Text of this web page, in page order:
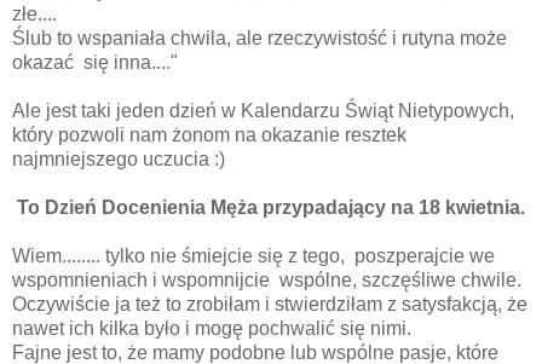
złe....
Ślub to wspaniała chwila, ale rzeczywistość i rutyna może
okazać się inna...."
Ale jest taki jeden dzień w Kalendarzu Świąt Nietypowych,
który pozwoli nam żonom na okazanie resztek
najmniejszego uczucia :)
To Dzień Docenienia Męża przypadający na 18 kwietnia.
Wiem........ tylko nie śmiejcie się z tego, poszperajcie we
wspomnieniach i wspomnijcie wspólne, szczęśliwe chwile.
Oczywiście ja też to zrobiłam i stwierdziłam z satysfakcją, że
nawet ich kilka było i mogę pochwalić się nimi.
Fajne jest to, że mamy podobne lub wspólne pasje, które